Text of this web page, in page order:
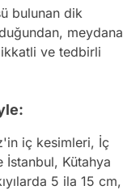
bulunan dik
meydana
ve tedbirli
iç kesimleri, İç
İstanbul, Kütahya
5 ila 15 cm,